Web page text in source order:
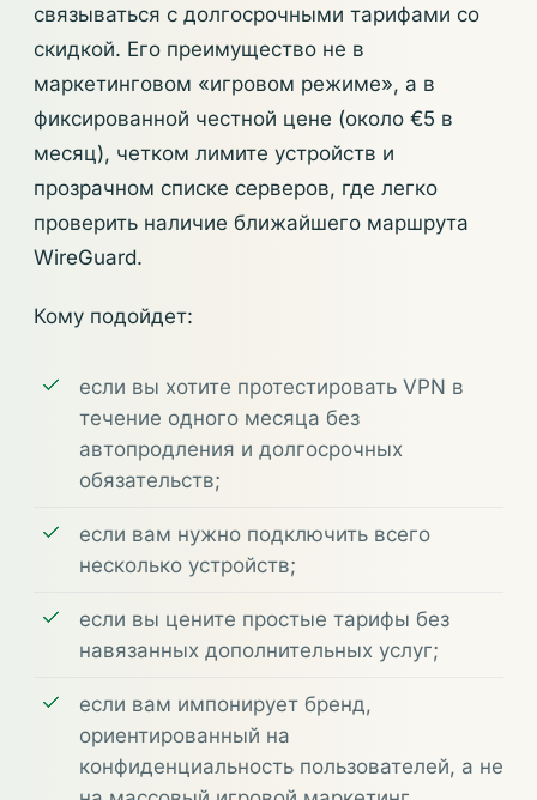
связываться с долгосрочными тарифами со
скидкой. Его преимущество не в
маркетинговом «игровом режиме», а в
фиксированной честной цене (около €5 в
месяц), четком лимите устройств и
прозрачном списке серверов, где легко
проверить наличие ближайшего маршрута
WireGuard.
Кому подойдет:
если вы хотите протестировать VPN в
течение одного месяца без
автопродления и долгосрочных
обязательств;
если вам нужно подключить всего
несколько устройств;
если вы цените простые тарифы без
навязанных дополнительных услуг;
если вам импонирует бренд,
ориентированный на
конфиденциальность пользователей, а не